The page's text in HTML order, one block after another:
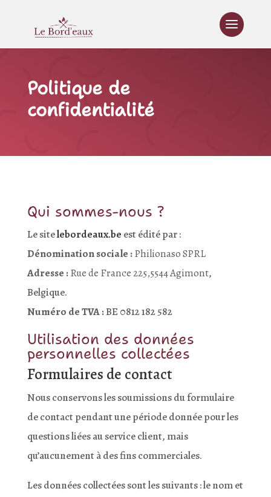
Politique de
confidentialité
Qui sommes-nous ?
Le sitelebordeaux.be est édité par :
Dénomination sociale :Philionaso SPRL
Adresse :Rue de France 225,5544 Agimont,
Belgique.
Numéro de TVA :BE 0812 182 582
Utilisation des données
personnelles collectées
Formulaires de contact
Nous conservons les soumissions du formulaire
de contact pendant une période donnée pour les
questions liées au service client, mais
qu’aucunement à des fins commerciales.
Les données collectées sont les suivants : le nom et